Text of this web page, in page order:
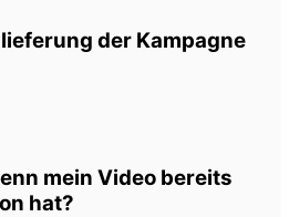
der Kampagne
mein Video bereits
hat?